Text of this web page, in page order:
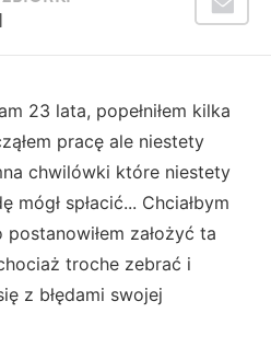
23 lata, popełniłem kilka
pracę ale niestety
chwilówki które niestety
mógł spłacić... Chciałbym
założyć ta
troche zebrać i
z błędami swojej